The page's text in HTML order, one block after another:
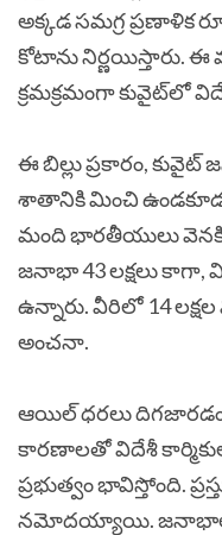
అక్కడ సమగ్ర ప్రణాళిక
కోటాను నిర్ణయిస్తారు.
క్రమక్రమంగా కువైట్‌లో
ఈ బిల్లు ప్రకారం,
శాతానికి మించి
మంది భారతీయులు వెనక్కి
జనాభా 43 లక్షలు కాగా,
ఉన్నారు. వీరిలో 14
అంచనా.
ఆయిల్‌ ధరలు
కారణాలతో విదేశీ
ప్రభుత్వం భావిస్తోంది.
నమోదయ్యాయి. జనాభాలో